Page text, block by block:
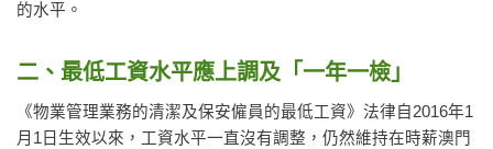
的水平。
二、最低工資水平應上調及「一年一檢」
《物業管理業務的清潔及保安僱員的最低工資》法律自2016年1
月1日生效以來，工資水平一直沒有調整，仍然維持在時薪澳門